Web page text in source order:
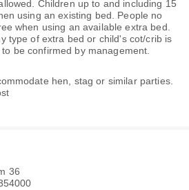
Children up to and including 15
using an existing bed. People no
when using an available extra bed.
type of extra bed or child's cot/crib is
be confirmed by management.
hen, stag or similar parties.
36